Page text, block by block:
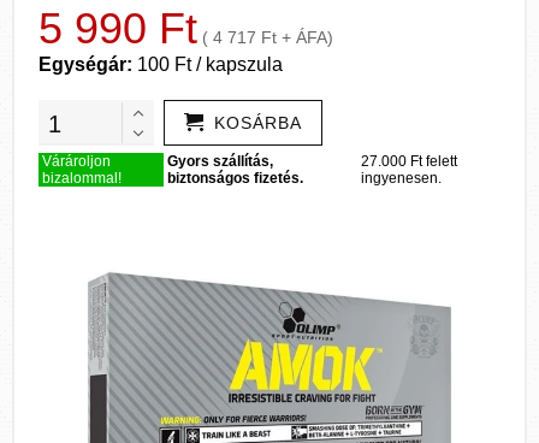
5 990 Ft ( 4 717 Ft + ÁFA)
Egységár: 100 Ft / kapszula
KOSÁRBA
Várároljon
bizalommal!
Gyors szállítás,
biztonságos fizetés.
27.000 Ft felett
ingyenesen.